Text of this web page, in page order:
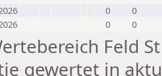
0
0
0 0
Feld
gewertet in